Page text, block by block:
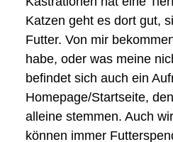
Katzen geht es dort gut,
Futter. Von mir
habe, oder was meine
befindet sich auch ein
Homepage/Startseite,
alleine stemmen. Auch
können immer